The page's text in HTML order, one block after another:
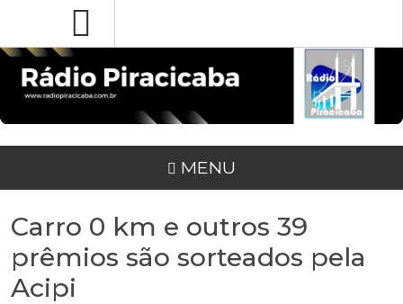
MENU
Carro 0 km e outros 39
prêmios são sorteados pela
Acipi